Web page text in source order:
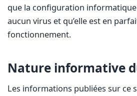
que la configuration
aucun virus et qu’elle est en
fonctionnement.
Nature informative
Les informations publiées sur ce